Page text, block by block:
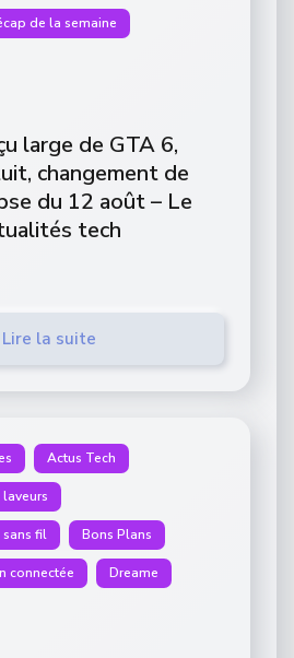
de la semaine
large de GTA 6,
changement de
du 12 août – Le
tech
Lire la suite
Actus Tech
fil Bons Plans
connectée Dreame